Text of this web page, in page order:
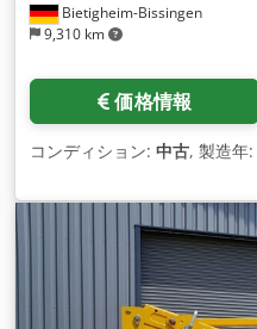
Bietigheim-Bissingen
9,310 km
価格情報
コンディション: 中古, 製造年: